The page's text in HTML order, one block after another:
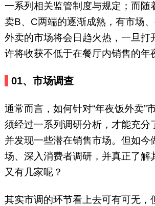
一系列相关监管制度与规定；而随
卖B、C两端的逐渐成熟，有市场
外卖的市场将会日趋火热，一旦打
许将收获不低于在餐厅内销售的年
01、市场调查
通常而言，如何针对“年夜饭外卖”
须经过一系列调研分析，才能充分
并发现一些潜在销售市场。但如今
场、深入消费者调研，并真正了解
又有几家呢？
其实市调的环节看上去可有可无，